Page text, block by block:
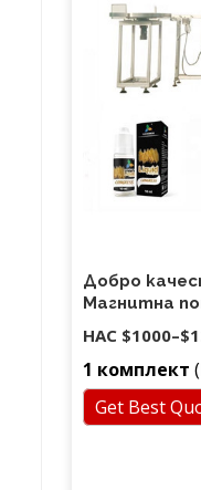
Добро
Магнитна
бутилка с
НАС $1000–
1 комплект
Get Best